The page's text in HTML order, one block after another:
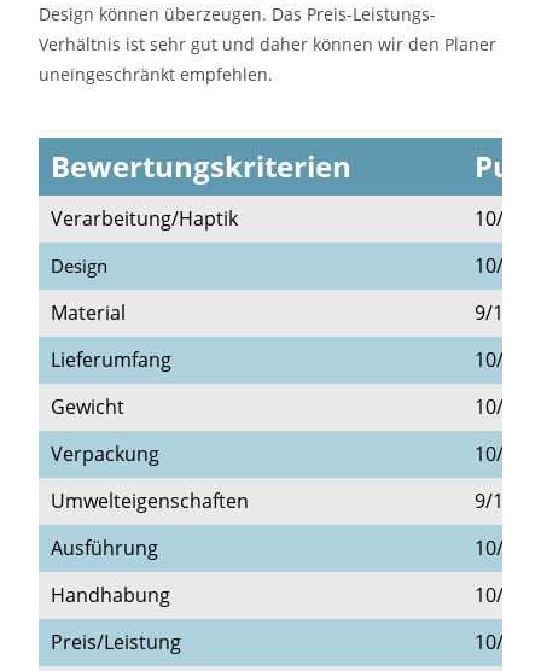
Design können überzeugen. Das Preis-Leistungs-
Verhältnis ist sehr gut und daher können wir den Planer
uneingeschränkt empfehlen.
Bewertungskriterien
Verarbeitung/Haptik 10/10
Design
10/10
Material
9/10
Lieferumfang
10/10
Gewicht
10/10
Verpackung
10/10
Umwelteigenschaften
9/10
Ausführung
10/10
Handhabung
10/10
Preis/Leistung
10/10